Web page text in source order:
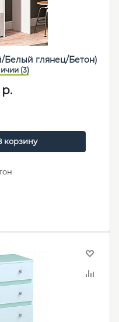
глянец/Бетон)
корзину